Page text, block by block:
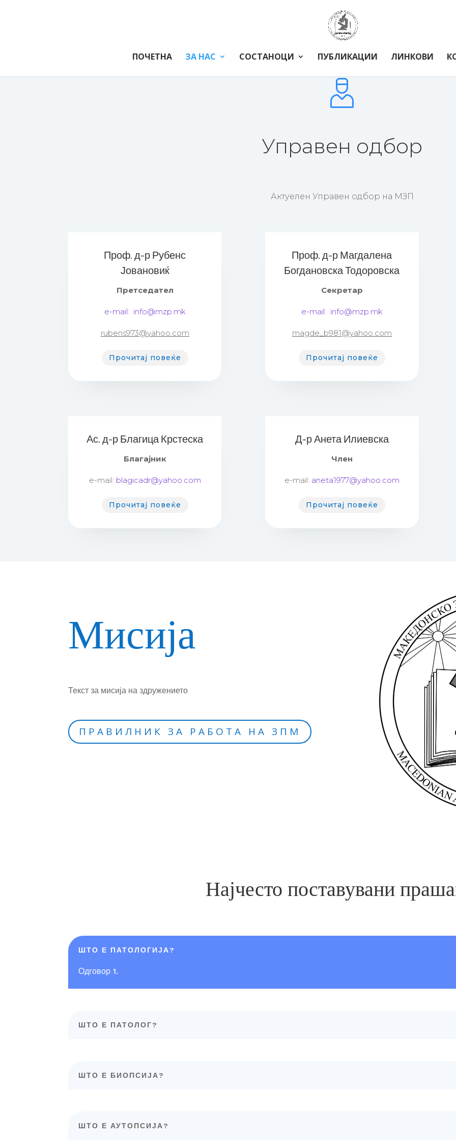
ПОЧЕТНА ЗА НАС СОСТАНОЦИ ПУБЛИКАЦИИ ЛИНКОВИ
Управен одбор
Актуелен Управен одбор на МЗП
Проф. д-р Рубенс
Јовановиќ
Претседател
е-mail: info@mzp.mk
rubens973@yahoo.com
Прочитај повеќе
Проф. д-р Магдалена
Богдановска Тодоровска
Секретар
е-mail: info@mzp.mk
magde_b981@yahoo.com
Прочитај повеќе
Ас. д-р Благица Крстеска
Благајник
e-mail: blagicadr@yahoo.com
Прочитај повеќе
Д-р Анета Илиевска
Член
e-mail: aneta1977@yahoo.com
Прочитај повеќе
Мисија
Текст за мисија на здружението
ПРАВИЛНИК ЗА РАБОТА НА ЗПМ
Најчесто поставувани
ШТО Е ПАТОЛОГИЈА?
Одговор 1.
ШТО Е ПАТОЛОГ?
ШТО Е БИОПСИЈА?
ШТО Е АУТОПСИЈА?